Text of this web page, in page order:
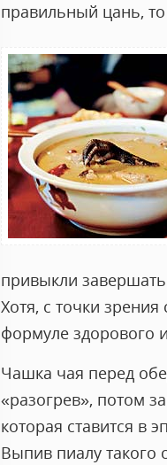
правильный цань, то
привыкли
Хотя, с точки
формуле здорового
Чашка чая перед
«разогрев», потом
которая ставится в
Выпив пиалу такого